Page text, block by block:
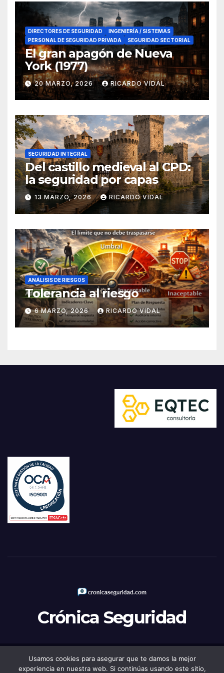
DIRECTORES DE SEGURIDAD
INGENIERÍA / SISTEMAS
PERSONAL DE SEGURIDAD PRIVADA
SEGURIDAD SECTORIAL
El gran apagón de Nueva
York (1977)
20 MARZO, 2026 RICARDO VIDAL
SEGURIDAD INTEGRAL
Del castillo medieval al CPD:
la seguridad por capas
13 MARZO, 2026 RICARDO VIDAL
ANÁLISIS DE RIESGOS
Tolerancia al riesgo
6 MARZO, 2026 RICARDO VIDAL
Crónica Seguridad
Funciona gracias a WordPress|Tema: Newsup deThemeansar
Usamos cookies para asegurar que te damos la mejor
experiencia en nuestra web. Si continúas usando este sitio,